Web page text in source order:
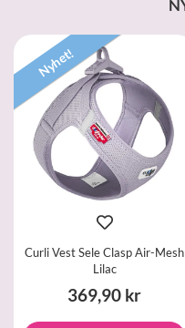
Nyhet!
Curli Vest Sele Clasp Air-Mesh
Lilac
369,90 kr